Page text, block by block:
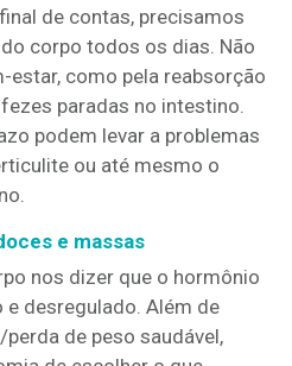
de contas, precisamos
corpo todos os dias. Não
estar, como pela reabsorção
paradas no intestino.
podem levar a problemas
ou até mesmo o
e massas
nos dizer que o hormônio
desregulado. Além de
de peso saudável,